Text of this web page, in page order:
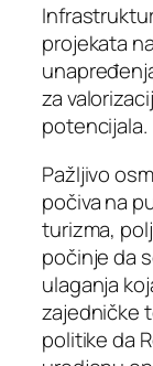
projekata
za
potencijala.
Pažljivo
počiva na
turizma,
počinje da
ulaganja
zajedničke
politike da